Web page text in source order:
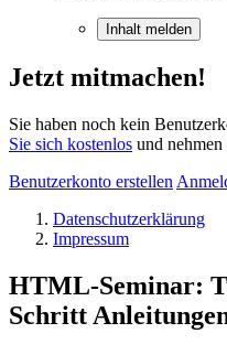
Inhalt melden
Jetzt mitmachen!
Sie haben noch kein
Sie sich kostenlos und
Benutzerkonto erstellen
Datenschutzerklärung
Impressum
HTML-Seminar:
Schritt